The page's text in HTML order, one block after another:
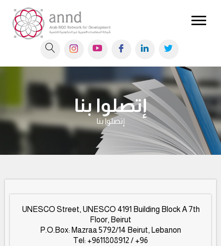
إتصلوا بنا
إتصلوا بنا
UNESCO Street, UNESCO 4191 Building Block A 7th
Floor, Beirut
P.O.Box: Mazraa 5792/14 Beirut, Lebanon
Tel: +9611808912 / +96